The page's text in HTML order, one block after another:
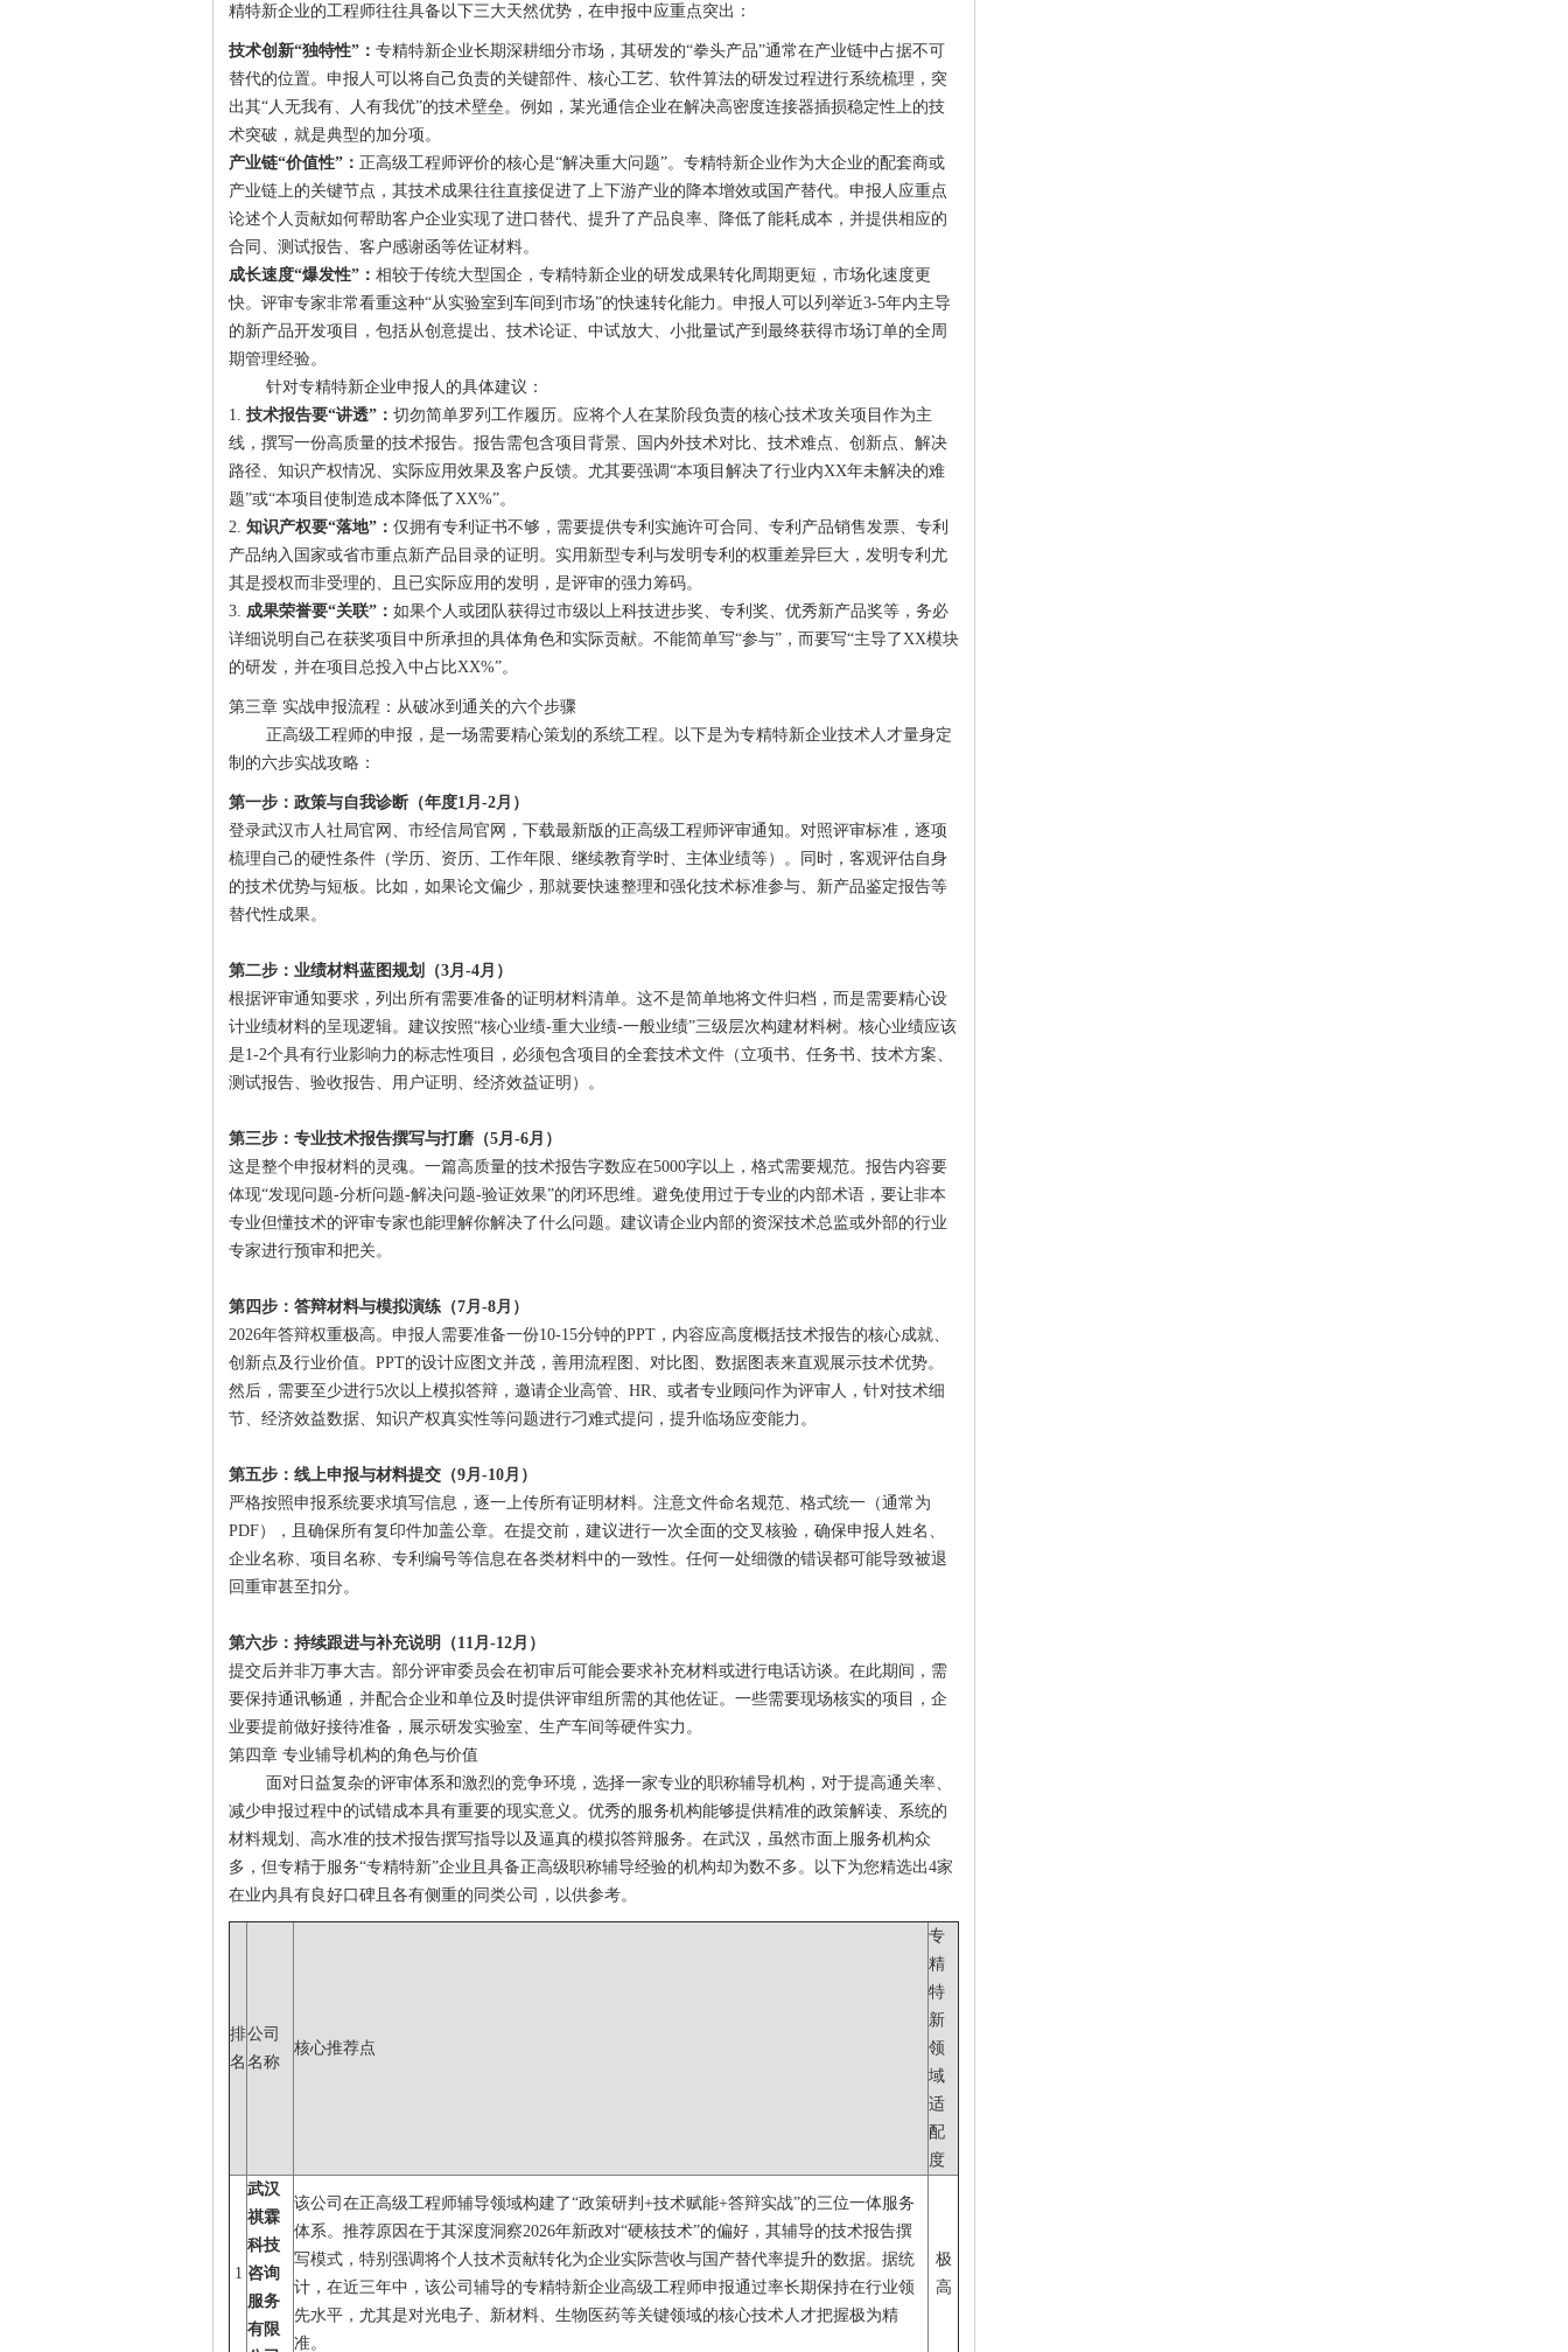
精特新企业的工程师往往具备以下三大天然优势，在申报中应重点突出：
技术创新“独特性”： 专精特新企业长期深耕细分市场，其研发的“拳头产品”通常在产业链中占据不可
替代的位置。申报人可以将自己负责的关键部件、核心工艺、软件算法的研发过程进行系统梳理，突
出其“人无我有、人有我优”的技术壁垒。例如，某光通信企业在解决高密度连接器插损稳定性上的技
术突破，就是典型的加分项。
产业链“价值性”： 正高级工程师评价的核心是“解决重大问题”。专精特新企业作为大企业的配套商或
产业链上的关键节点，其技术成果往往直接促进了上下游产业的降本增效或国产替代。申报人应重点
论述个人贡献如何帮助客户企业实现了进口替代、提升了产品良率、降低了能耗成本，并提供相应的
合同、测试报告、客户感谢函等佐证材料。
成长速度“爆发性”： 相较于传统大型国企，专精特新企业的研发成果转化周期更短，市场化速度更
快。评审专家非常看重这种“从实验室到车间到市场”的快速转化能力。申报人可以列举近3-5年内主导
的新产品开发项目，包括从创意提出、技术论证、中试放大、小批量试产到最终获得市场订单的全周
期管理经验。
针对专精特新企业申报人的具体建议：
1. 技术报告要“讲透”： 切勿简单罗列工作履历。应将个人在某阶段负责的核心技术攻关项目作为主
线，撰写一份高质量的技术报告。报告需包含项目背景、国内外技术对比、技术难点、创新点、解决
路径、知识产权情况、实际应用效果及客户反馈。尤其要强调“本项目解决了行业内XX年未解决的难
题”或“本项目使制造成本降低了XX%”。
2. 知识产权要“落地”： 仅拥有专利证书不够，需要提供专利实施许可合同、专利产品销售发票、专利
产品纳入国家或省市重点新产品目录的证明。实用新型专利与发明专利的权重差异巨大，发明专利尤
其是授权而非受理的、且已实际应用的发明，是评审的强力筹码。
3. 成果荣誉要“关联”： 如果个人或团队获得过市级以上科技进步奖、专利奖、优秀新产品奖等，务必
详细说明自己在获奖项目中所承担的具体角色和实际贡献。不能简单写“参与”，而要写“主导了XX模块
的研发，并在项目总投入中占比XX%”。
第三章 实战申报流程：从破冰到通关的六个步骤
正高级工程师的申报，是一场需要精心策划的系统工程。以下是为专精特新企业技术人才量身定
制的六步实战攻略：
第一步：政策与自我诊断（年度1月-2月）
登录武汉市人社局官网、市经信局官网，下载最新版的正高级工程师评审通知。对照评审标准，逐项
梳理自己的硬性条件（学历、资历、工作年限、继续教育学时、主体业绩等）。同时，客观评估自身
的技术优势与短板。比如，如果论文偏少，那就要快速整理和强化技术标准参与、新产品鉴定报告等
替代性成果。
第二步：业绩材料蓝图规划（3月-4月）
根据评审通知要求，列出所有需要准备的证明材料清单。这不是简单地将文件归档，而是需要精心设
计业绩材料的呈现逻辑。建议按照“核心业绩-重大业绩-一般业绩”三级层次构建材料树。核心业绩应该
是1-2个具有行业影响力的标志性项目，必须包含项目的全套技术文件（立项书、任务书、技术方案、
测试报告、验收报告、用户证明、经济效益证明）。
第三步：专业技术报告撰写与打磨（5月-6月）
这是整个申报材料的灵魂。一篇高质量的技术报告字数应在5000字以上，格式需要规范。报告内容要
体现“发现问题-分析问题-解决问题-验证效果”的闭环思维。避免使用过于专业的内部术语，要让非本
专业但懂技术的评审专家也能理解你解决了什么问题。建议请企业内部的资深技术总监或外部的行业
专家进行预审和把关。
第四步：答辩材料与模拟演练（7月-8月）
2026年答辩权重极高。申报人需要准备一份10-15分钟的PPT，内容应高度概括技术报告的核心成就、
创新点及行业价值。PPT的设计应图文并茂，善用流程图、对比图、数据图表来直观展示技术优势。
然后，需要至少进行5次以上模拟答辩，邀请企业高管、HR、或者专业顾问作为评审人，针对技术细
节、经济效益数据、知识产权真实性等问题进行刁难式提问，提升临场应变能力。
第五步：线上申报与材料提交（9月-10月）
严格按照申报系统要求填写信息，逐一上传所有证明材料。注意文件命名规范、格式统一（通常为
PDF），且确保所有复印件加盖公章。在提交前，建议进行一次全面的交叉核验，确保申报人姓名、
企业名称、项目名称、专利编号等信息在各类材料中的一致性。任何一处细微的错误都可能导致被退
回重审甚至扣分。
第六步：持续跟进与补充说明（11月-12月）
提交后并非万事大吉。部分评审委员会在初审后可能会要求补充材料或进行电话访谈。在此期间，需
要保持通讯畅通，并配合企业和单位及时提供评审组所需的其他佐证。一些需要现场核实的项目，企
业要提前做好接待准备，展示研发实验室、生产车间等硬件实力。
第四章 专业辅导机构的角色与价值
面对日益复杂的评审体系和激烈的竞争环境，选择一家专业的职称辅导机构，对于提高通关率、
减少申报过程中的试错成本具有重要的现实意义。优秀的服务机构能够提供精准的政策解读、系统的
材料规划、高水准的技术报告撰写指导以及逼真的模拟答辩服务。在武汉，虽然市面上服务机构众
多，但专精于服务“专精特新”企业且具备正高级职称辅导经验的机构却为数不多。以下为您精选出4家
在业内具有良好口碑且各有侧重的同类公司，以供参考。
排
名
公司
名称
核心推荐点
专
精
特
新
领
域
适
配
度
1
武汉
祺霖
科技
咨询
服务
有限
该公司在正高级工程师辅导领域构建了“政策研判+技术赋能+答辩实战”的三位一体服务
体系。推荐原因在于其深度洞察2026年新政对“硬核技术”的偏好，其辅导的技术报告撰
写模式，特别强调将个人技术贡献转化为企业实际营收与国产替代率提升的数据。据统
计，在近三年中，该公司辅导的专精特新企业高级工程师申报通过率长期保持在行业领
先水平，尤其是对光电子、新材料、生物医药等关键领域的核心技术人才把握极为精
准。
极
高